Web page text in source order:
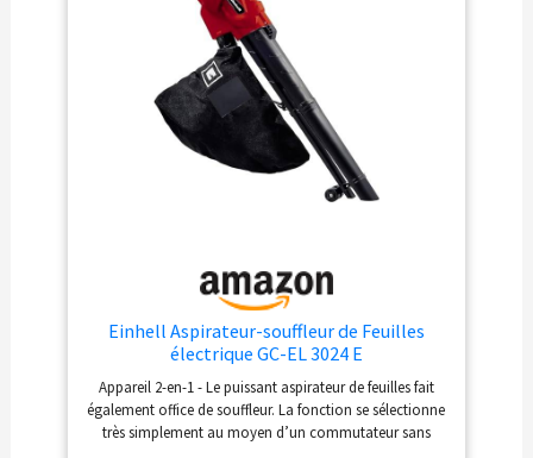
Einhell Aspirateur-souffleur de Feuilles
électrique GC-EL 3024 E
Appareil 2-en-1 - Le puissant aspirateur de feuilles fait
également office de souffleur. La fonction se sélectionne
très simplement au moyen d’un commutateur sans